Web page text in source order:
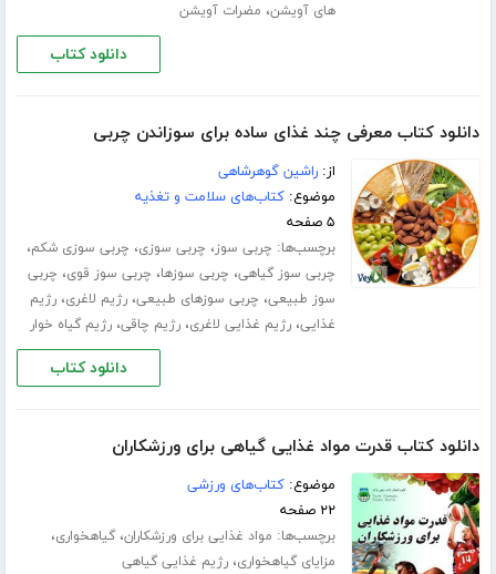
های آویشن، مضرات آویشن
دانلود کتاب
دانلود کتاب معرفی چند غذای ساده برای سوزاندن چربی
از:راشین گوهرشاهی
موضوع:کتاب‌های سلامت و تغذیه
۵ صفحه
برچسب‌ها: چربی سوز، چربی سوزی، چربی سوزی شکم،
چربی سوز گیاهی، چربی سوزها، چربی سوز قوی، چربی
سوز طبیعی، چربی سوزهای طبیعی،رژیم لاغری،رژیم
غذایی،رژیم غذایی لاغری،رژیم چاقی،رژیم گیاه خوار
دانلود کتاب
دانلود کتاب قدرت مواد غذایی گیاهی برای ورزشکاران
موضوع:کتاب‌های ورزشی
۲۲ صفحه
برچسب‌ها: مواد غذایی برای ورزشکاران،گیاهخواری،
مزایای گیاهخواری،رژیم غذایی گیاهی